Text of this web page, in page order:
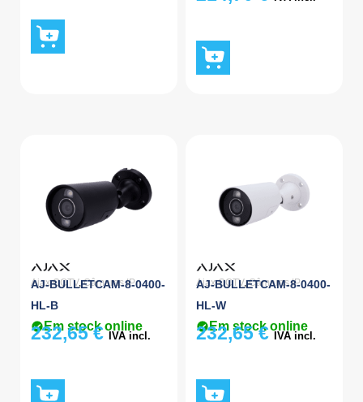
Ajax CCTV,Câmaras IP
AJ-BULLETCAM-8-0400-
HL-B
Em stock online
232,65€ IVA incl.
Ajax CCTV,Câmaras IP
AJ-BULLETCAM-8-0400-
HL-W
Em stock online
232,65€ IVA incl.